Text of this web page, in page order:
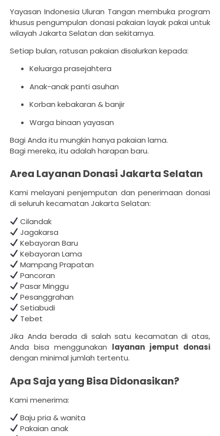
Yayasan Indonesia Uluran Tangan membuka program
khusus pengumpulan donasi pakaian layak pakai untuk
wilayah Jakarta Selatan dan sekitarnya.
Setiap bulan, ratusan pakaian disalurkan kepada:
Keluarga prasejahtera
Anak-anak panti asuhan
Korban kebakaran & banjir
Warga binaan yayasan
Bagi Anda itu mungkin hanya pakaian lama.
Bagi mereka, itu adalah harapan baru.
Area Layanan Donasi Jakarta Selatan
Kami melayani penjemputan dan penerimaan donasi
di seluruh kecamatan Jakarta Selatan:
Cilandak
Jagakarsa
Kebayoran Baru
Kebayoran Lama
Mampang Prapatan
Pancoran
Pasar Minggu
Pesanggrahan
Setiabudi
Tebet
Jika Anda berada di salah satu kecamatan di atas,
Anda bisa menggunakan layanan jemput donasi
dengan minimal jumlah tertentu.
Apa Saja yang Bisa Didonasikan?
Kami menerima:
Baju pria & wanita
Pakaian anak